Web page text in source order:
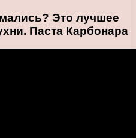
Это лучшее
Паста Карбонара